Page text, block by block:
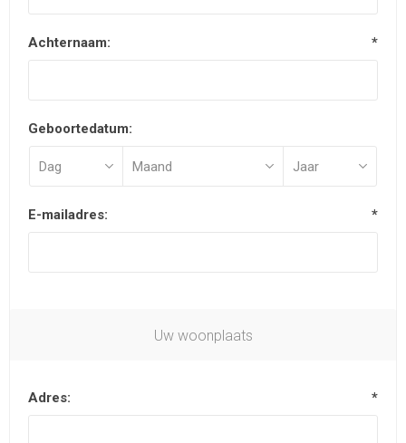
Achternaam: *
Geboortedatum:
E-mailadres: *
Uw woonplaats
Adres: *